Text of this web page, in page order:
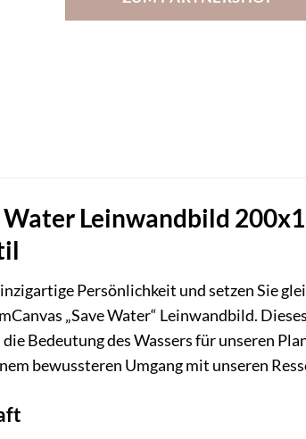
Water Leinwandbild
Persönlichkeit und setzen Sie
„Save Water“ Leinwandbild.
Bedeutung des Wassers für unseren
bewussteren Umgang mit unseren